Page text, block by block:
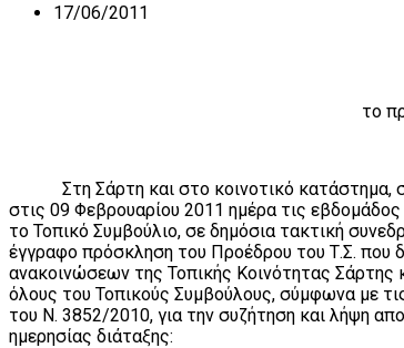
17/06/2011
το
Στη Σάρτη και στο κοινοτικό κατάστημα,
στις 09 Φεβρουαρίου 2011 ημέρα τις
το Τοπικό Συμβούλιο, σε δημόσια τακτική
έγγραφο πρόσκληση του Προέδρου του Τ.Σ. που
ανακοινώσεων της Τοπικής Κοινότητας Σάρτης
όλους του Τοπικούς Συμβούλους, σύμφωνα με
του Ν. 3852/2010, για την συζήτηση και λήψη
ημερησίας διάταξης: